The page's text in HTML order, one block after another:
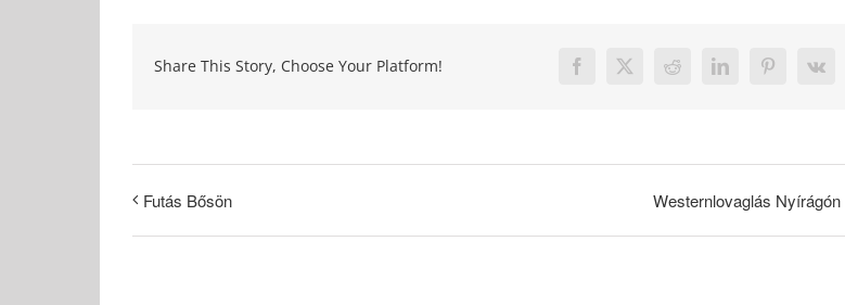
Share This Story, Choose Your Platform! Facebook
X Reddit LinkedInPinterest
Vk
Futás Bősön Westernlovaglás Nyírágón